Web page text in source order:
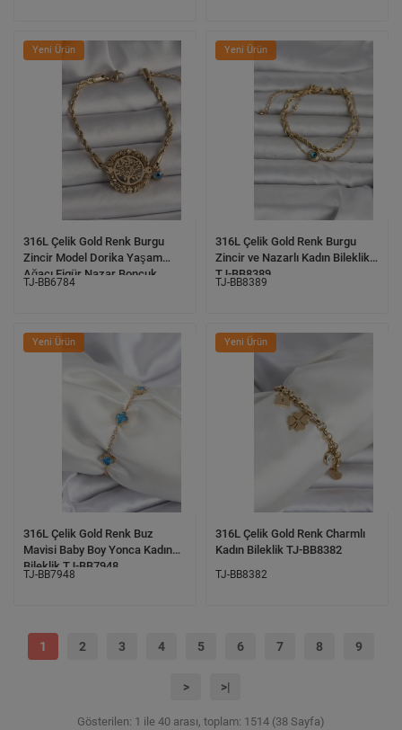
Yeni Ürün
316L Çelik Gold Renk Burgu
Zincir Model Dorika Yaşam
Ağacı Figür Nazar Boncuk
Detay Kadın Bileklik TJ-BB6784
TJ-BB6784
Yeni Ürün
316L Çelik Gold Renk Burgu
Zincir ve Nazarlı Kadın Bileklik
TJ-BB8389
TJ-BB8389
Yeni Ürün
316L Çelik Gold Renk Buz
Mavisi Baby Boy Yonca Kadın
Bileklik TJ-BB7948
TJ-BB7948
Yeni Ürün
316L Çelik Gold Renk Charmlı
Kadın Bileklik TJ-BB8382
TJ-BB8382
1 2 3 4 5 6 7 8 9
> >|
Gösterilen: 1 ile 40 arası, toplam: 1514 (38 Sayfa)